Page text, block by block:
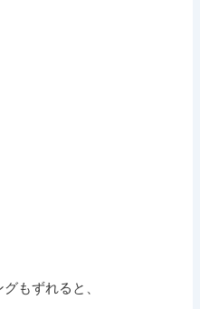
もずれると、